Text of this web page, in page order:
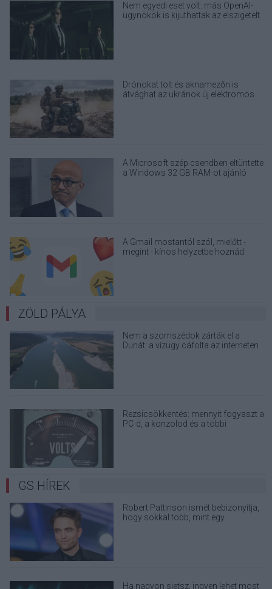
Nem egyedi eset volt: más OpenAI-
ügynökök is kijuthattak az elszigetelt
Drónokat tölt és aknamezőn is
átvághat az ukránok új elektromos
A Microsoft szép csendben eltüntette
a Windows 32 GB RAM-ot ajánló
A Gmail mostantól szól, mielőtt -
megint - kínos helyzetbe hoznád
ZÖLD PÁLYA
Nem a szomszédok zárták el a
Dunát: a vízügy cáfolta az interneten
Rezsicsökkentés: mennyit fogyaszt a
PC-d, a konzolod és a többi
GS HÍREK
Robert Pattinson ismét bebizonyítja,
hogy sokkal több, mint egy
Ha nagyon sietsz, ingyen lehet most